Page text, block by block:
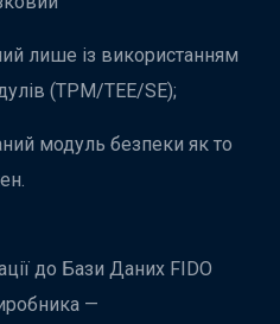
лише із використанням
(TPM/TEE/SE);
модуль безпеки як то
до Бази Даних FIDO
—